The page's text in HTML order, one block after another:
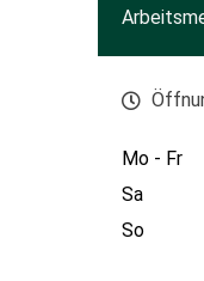
Mo - Fr
Sa
So